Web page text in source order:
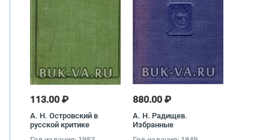
113.00 ₽
А. Н. Островский в
русской критике
880.00 ₽
А. Н. Радищев.
Избранные